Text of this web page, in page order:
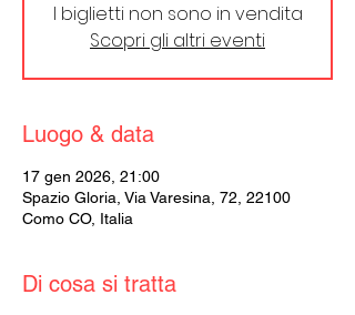
I biglietti non sono in vendita
Scopri gli altri eventi
Luogo & data
17 gen 2026, 21:00
Spazio Gloria, Via Varesina, 72, 22100
Como CO, Italia
Di cosa si tratta